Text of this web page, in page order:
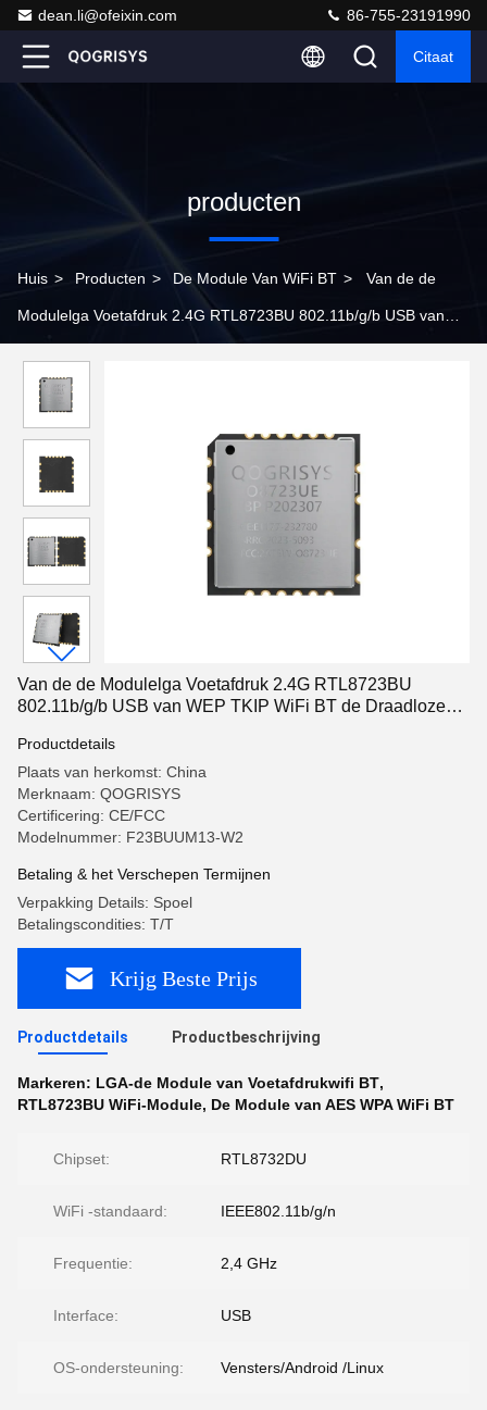
dean.li@ofeixin.com 86-755-23191990
Citaat
producten
Huis > Producten > De Module Van WiFi BT > Van de de
Modulelga Voetafdruk 2.4G RTL8723BU 802.11b/g/b USB van
Van de de Modulelga Voetafdruk 2.4G RTL8723BU
802.11b/g/b USB van WEP TKIP WiFi BT de Draadloze
Productdetails
Plaats van herkomst: China
Merknaam: QOGRISYS
Certificering: CE/FCC
Modelnummer: F23BUUM13-W2
Betaling & het Verschepen Termijnen
Verpakking Details: Spoel
Betalingscondities: T/T
Krijg Beste Prijs
Productdetails Productbeschrijving
Markeren: LGA-de Module van Voetafdrukwifi BT,
RTL8723BU WiFi-Module, De Module van AES WPA WiFi BT
Chipset: RTL8732DU
WiFi -standaard: IEEE802.11b/g/n
Frequentie: 2,4 GHz
Interface: USB
OS-ondersteuning: Vensters/Android /Linux